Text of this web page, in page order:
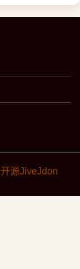
开源JiveJdon